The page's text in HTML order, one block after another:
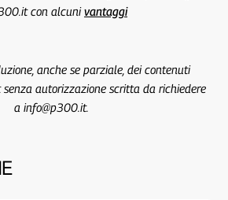
con alcunivantaggi
anche se parziale, dei contenuti
autorizzazione scritta da richiedere
a info@p300.it.